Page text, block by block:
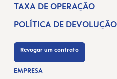
TAXA DE OPERAÇÃO
POLÍTICA DE DEVOLUÇÃO
Revogar um contrato
EMPRESA